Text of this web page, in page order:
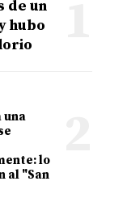
de un
hubo
una
lo
al "San